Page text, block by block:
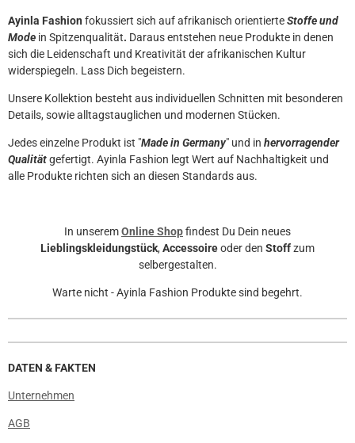
Ayinla Fashion fokussiert sich auf afrikanisch orientierteStoffe und
Mode in Spitzenqualität. Daraus entstehen neue Produkte in denen
sich die Leidenschaft und Kreativität der afrikanischen Kultur
widerspiegeln. Lass Dich begeistern.
Unsere Kollektion besteht aus individuellen Schnitten mit besonderen
Details, sowie alltagstauglichen und modernen Stücken.
Jedes einzelne Produkt ist "Made in Germany" und in hervorragender
Qualitätgefertigt. Ayinla Fashion legt Wert auf Nachhaltigkeit und
alle Produkte richten sich an diesen Standards aus.
In unseremOnline Shopfindest Du Dein neues
Lieblingskleidungstück, Accessoireoder den Stoffzum
selbergestalten.
Warte nicht - Ayinla Fashion Produkte sind begehrt.
DATEN & FAKTEN
Unternehmen
AGB